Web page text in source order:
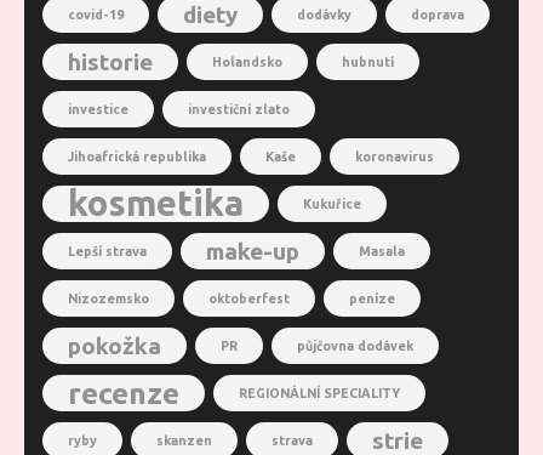
covid-19 diety dodávky doprava
historie Holandsko hubnutí
investice investiční zlato
Jihoafrická republika Kaše koronavirus
kosmetika Kukuřice
Lepší strava make-up Masala
Nizozemsko oktoberfest peníze
pokožka PR půjčovna dodávek
recenze REGIONÁLNÍ SPECIALITY
ryby skanzen strava strie